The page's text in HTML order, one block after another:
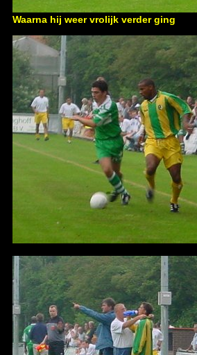
Waarna hij weer vrolijk verder ging